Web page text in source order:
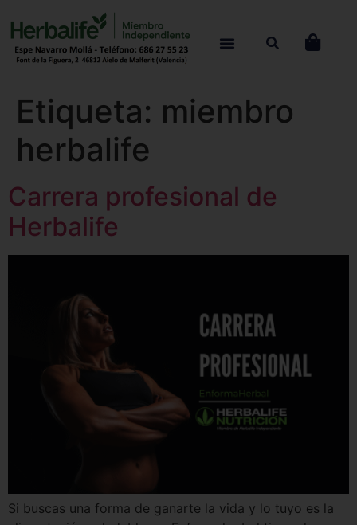
Etiqueta: miembro
herbalife
Carrera profesional de
Herbalife
Si buscas una forma de ganarte la vida y lo tuyo es la